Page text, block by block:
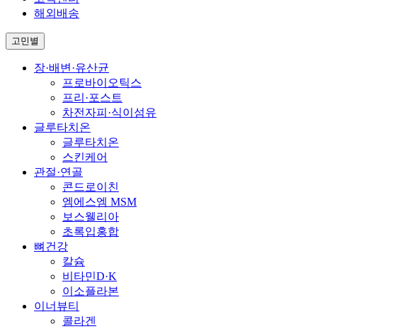
해외배송
고민별
장·배변·유산균
프로바이오틱스
프리·포스트
차전자피·식이섬유
글루타치온
글루타치온
스킨케어
관절·연골
콘드로이친
엠에스엠 MSM
보스웰리아
초록입홍합
뼈건강
칼슘
비타민D·K
이소플라본
이너뷰티
콜라겐